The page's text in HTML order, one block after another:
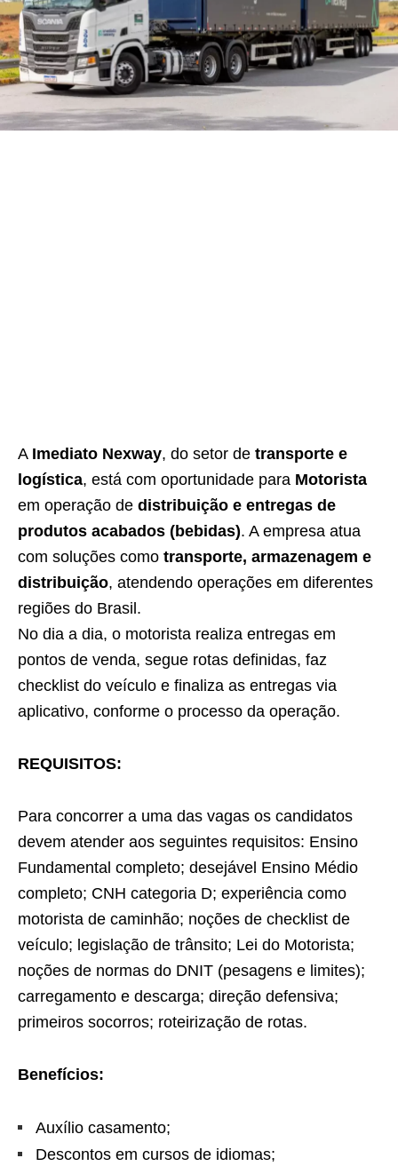
A Imediato Nexway, do setor de transporte e
logística, está com oportunidade para Motorista
em operação de distribuição e entregas de
produtos acabados (bebidas). A empresa atua
com soluções como transporte, armazenagem e
distribuição, atendendo operações em diferentes
regiões do Brasil.
No dia a dia, o motorista realiza entregas em
pontos de venda, segue rotas definidas, faz
checklist do veículo e finaliza as entregas via
aplicativo, conforme o processo da operação.
REQUISITOS:
Para concorrer a uma das vagas os candidatos
devem atender aos seguintes requisitos: Ensino
Fundamental completo; desejável Ensino Médio
completo; CNH categoria D; experiência como
motorista de caminhão; noções de checklist de
veículo; legislação de trânsito; Lei do Motorista;
noções de normas do DNIT (pesagens e limites);
carregamento e descarga; direção defensiva;
primeiros socorros; roteirização de rotas.
Benefícios:
Auxílio casamento;
Descontos em cursos de idiomas;